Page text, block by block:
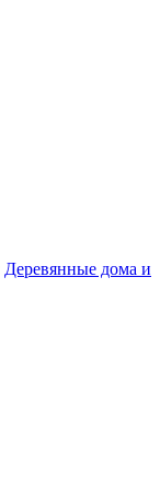
Деревянные дома и